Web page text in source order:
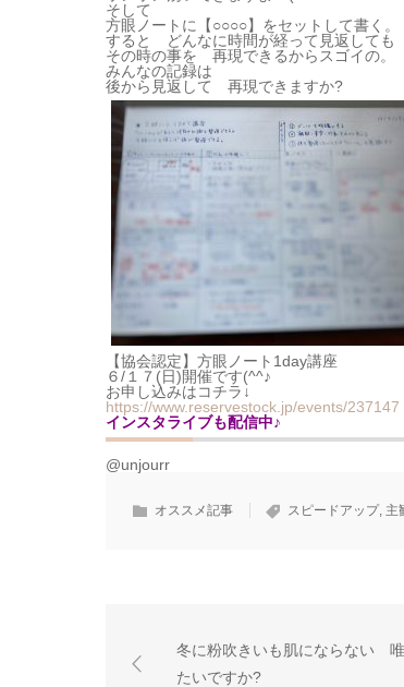
そして
方眼ノートに【○○○○】をセットして書く。
すると どんなに時間が経って見返しても
その時の事を 再現できるからスゴイの。
みんなの記録は
後から見返して 再現できますか?
【協会認定】方眼ノート1day講座
６/１７(日)開催です(^^♪
お申し込みはコチラ↓
https://www.reservestock.jp/events/237147
インスタライブも配信中♪
@unjourr
オススメ記事 スピードアップ, 主
冬に粉吹きいも肌にならない
たいですか?